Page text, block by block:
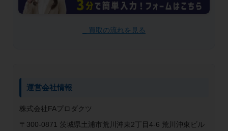
_ 買取の流れを見る
運営会社情報
株式会社FAプロダクツ
〒300-0871 茨城県土浦市荒川沖東2丁目4-6 荒川沖東ビル